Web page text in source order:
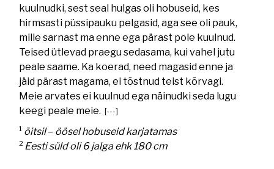
kuulnudki, sest seal hulgas oli hobuseid, kes
hirmsasti püssipauku pelgasid, aga see oli pauk,
mille sarnast ma enne ega pärast pole kuulnud.
Teised ütlevad praegu sedasama, kui vahel jutu
peale saame. Ka koerad, need magasid enne ja
jäid pärast magama, ei tõstnud teist kõrvagi.
Meie arvates ei kuulnud ega näinudki seda lugu
keegi peale meie. [---]
1 õitsil– öösel hobuseid karjatamas
2 Eesti süld oli 6 jalga ehk 180 cm